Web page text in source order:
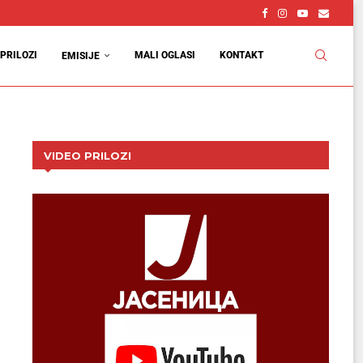
PRILOZI EMISIJE MALI OGLASI KONTAKT
VIDEO PRILOZI